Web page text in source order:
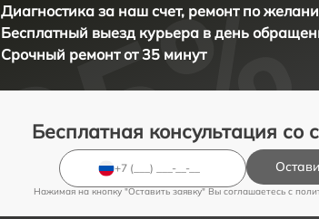
Диагностика за наш счет, ремонт по
Бесплатный выезд курьера в день
Срочный ремонтот 35 минут
Бесплатная консультация со
Нажимая на кнопку "Оставить заявку" Вы соглашаетесь c